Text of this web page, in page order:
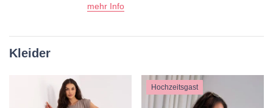
mehr Info
Kleider
Hochzeitsgast